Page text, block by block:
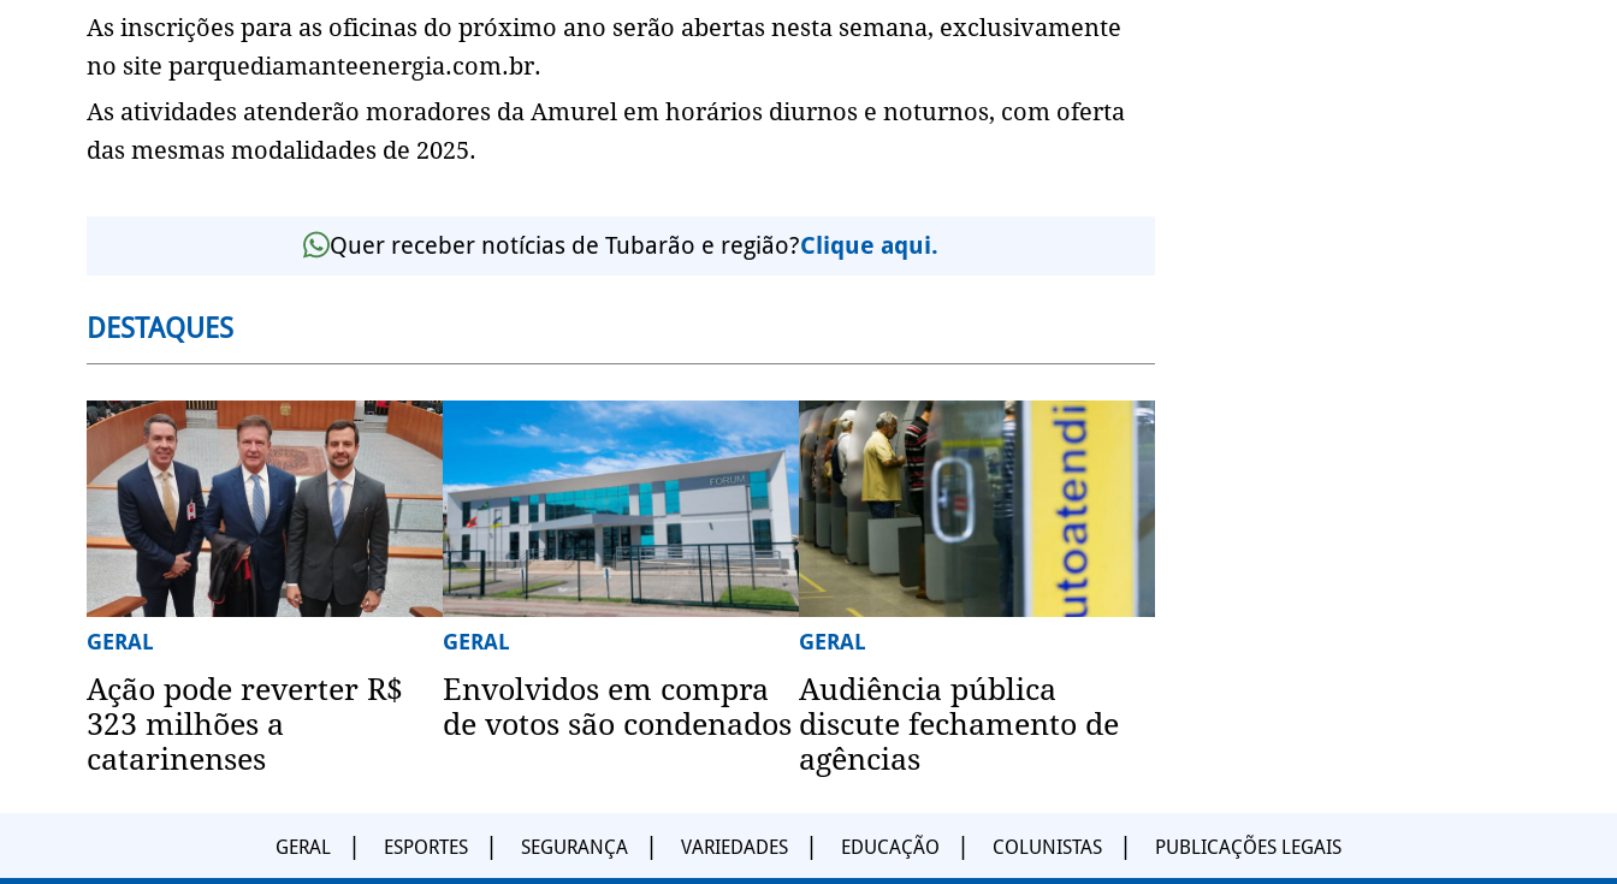
As inscrições para as oficinas do próximo ano serão abertas nesta semana, exclusivamente
no site parquediamanteenergia.com.br.
As atividades atenderão moradores da Amurel em horários diurnos e noturnos, com oferta
das mesmas modalidades de 2025.
Quer receber notícias de Tubarão e região?Clique aqui.
DESTAQUES
GERAL
Ação pode reverter R$
323 milhões a
catarinenses
GERAL
Envolvidos em compra
de votos são condenados
GERAL
Audiência pública
discute fechamento de
agências
GERAL ESPORTES SEGURANÇA VARIEDADES EDUCAÇÃO COLUNISTAS PUBLICAÇÕES LEGAIS